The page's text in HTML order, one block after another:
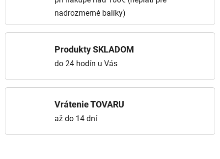
nadrozmerné balíky)
Produkty SKLADOM
do 24 hodín u Vás
Vrátenie TOVARU
až do 14 dní